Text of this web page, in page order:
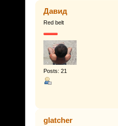
Давид
Red belt
Posts: 21
glatcher